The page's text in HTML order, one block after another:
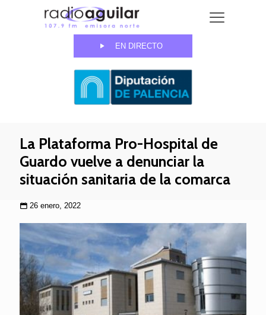
EN DIRECTO
La Plataforma Pro-Hospital de
Guardo vuelve a denunciar la
situación sanitaria de la comarca
26 enero, 2022